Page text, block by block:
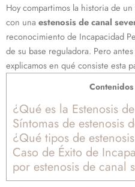
Hoy compartimos la historia de
con una estenosis de canal
reconocimiento de Incapacidad
de su base reguladora. Pero
explicamos en qué consiste esta
¿Qué es la Estenosis
Síntomas de estenosis
¿Qué tipos de
Caso de Éxito de
por estenosis de canal